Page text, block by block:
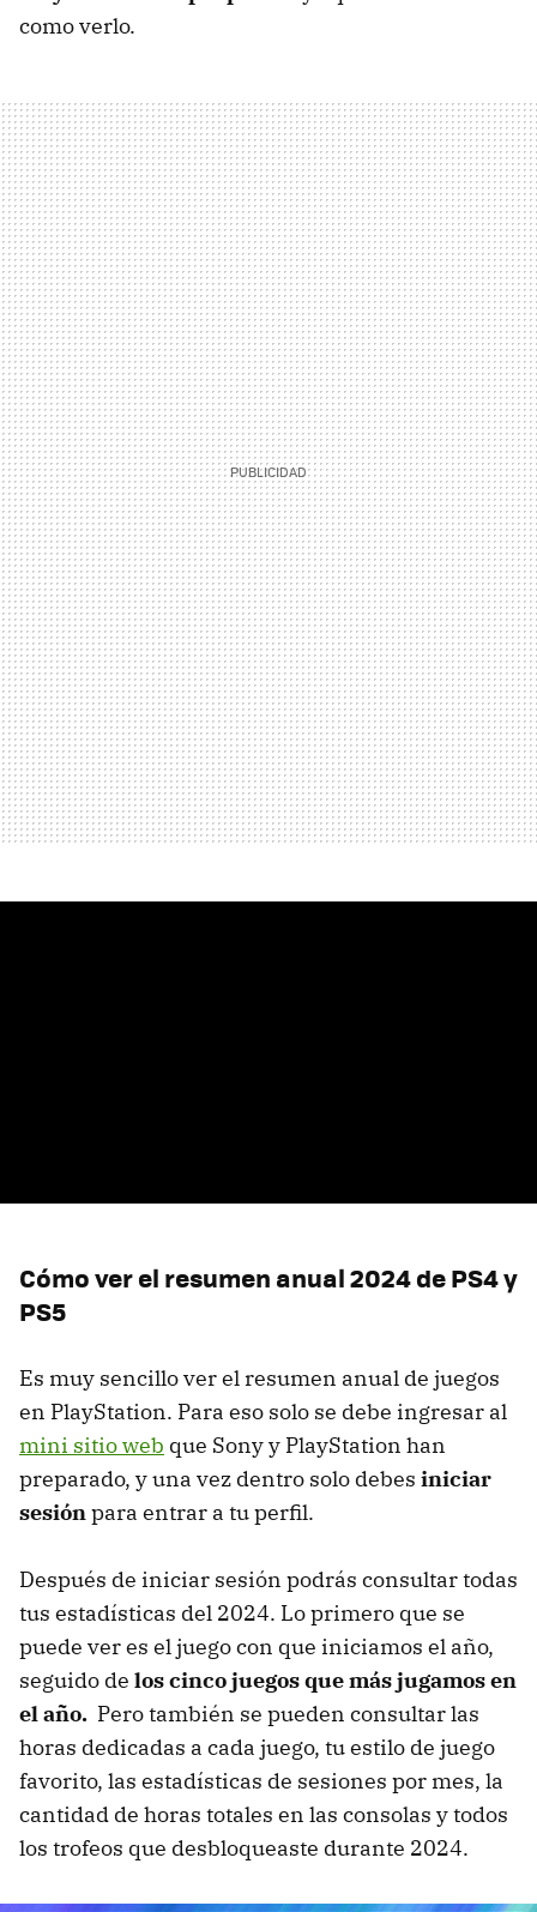
como verlo.
Cómo ver el resumen anual 2024 de PS4 y
PS5
Es muy sencillo ver el resumen anual de juegos
en PlayStation. Para eso solo se debe ingresar al
mini sitio web que Sony y PlayStation han
preparado, y una vez dentro solo debes iniciar
sesiónpara entrar a tu perfil.
Después de iniciar sesión podrás consultar todas
tus estadísticas del 2024. Lo primero que se
puede ver es el juego con que iniciamos el año,
seguido de los cinco juegos que más jugamos en
el año. Pero también se pueden consultar las
horas dedicadas a cada juego, tu estilo de juego
favorito, las estadísticas de sesiones por mes, la
cantidad de horas totales en las consolas y todos
los trofeos que desbloqueaste durante 2024.